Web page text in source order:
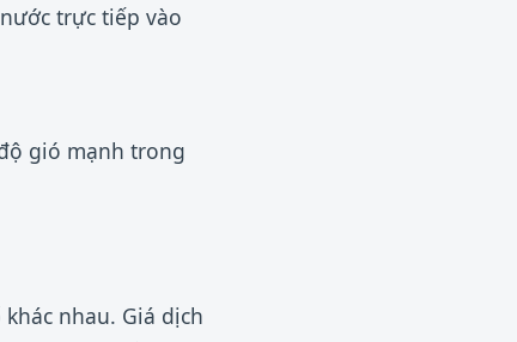
trực tiếp vào
gió mạnh trong
nhau. Giá dịch